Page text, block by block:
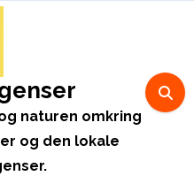
naturen omkring
og den lokale